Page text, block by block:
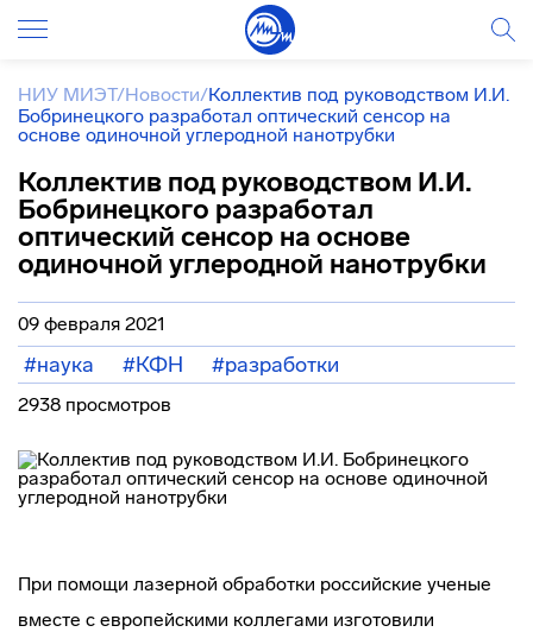
НИУ МИЭТ/Новости/Коллектив под руководством И.И.
Бобринецкого разработал оптический сенсор на
основе одиночной углеродной нанотрубки
Коллектив под руководством И.И.
Бобринецкого разработал
оптический сенсор на основе
одиночной углеродной нанотрубки
09 февраля 2021
#наука #КФН #разработки
2938 просмотров
При помощи лазерной обработки российские ученые
вместе с европейскими коллегами изготовили